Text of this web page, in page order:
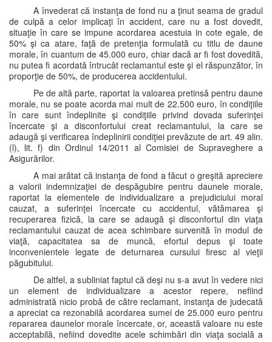
A învederat că instanţa de fond nu a ţinut seama de gradul
de culpă a celor implicaţi în accident, care nu a fost dovedit,
situaţie în care se impune acordarea acestuia in cote egale, de
50% şi ca atare, faţă de pretenţia formulată cu titlu de daune
morale, în cuantum de 45.000 euro, chiar dacă ar fi fost dovedită,
nu putea fi acordată întrucât reclamantul este şi el răspunzător, în
proporţie de 50%, de producerea accidentului.
Pe de altă parte, raportat la valoarea pretinsă pentru daune
morale, nu se poate acorda mai mult de 22.500 euro, în condiţiile
în care sunt îndeplinite şi condiţiile privind dovada suferinţei
încercate şi a disconfortului creat reclamantului, la care se
adaugă şi verificarea îndeplinirii condiţiei prevăzute de art. 49 alin.
(l), lit. f) din Ordinul 14/2011 al Comisiei de Supraveghere a
Asigurărilor.
A mai arătat că instanţa de fond a făcut o greşită apreciere
a valorii indemnizaţiei de despăgubire pentru daunele morale,
raportat la elementele de individualizare a prejudiciului moral
cauzat, a suferinţei încercate cu accidentul, vătămarea şi
recuperarea fizică, la care se adaugă şi disconfortul din viaţa
reclamantului cauzat de acea schimbare survenită în modul de
viaţă, capacitatea sa de muncă, efortul depus şi toate
inconvenientele legate de deturnarea cursului firesc al vieţii
păgubitului.
De altfel, a subliniat faptul că deşi nu s-a avut în vedere nici
un element de individualizare a acestor repere, nefiind
administrată nicio probă de către reclamant, instanţa de judecată
a apreciat ca rezonabilă acordarea sumei de 25.000 euro pentru
repararea daunelor morale încercate, or, această valoare nu este
acceptabilă, nefiind dovedite acele schimbări din viaţa socială a